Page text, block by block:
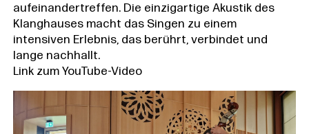
aufeinandertreffen. Die einzigartige Akustik des
Klanghauses macht das Singen zu einem
intensiven Erlebnis, das berührt, verbindet und
lange nachhallt.
Link zum YouTube-Video